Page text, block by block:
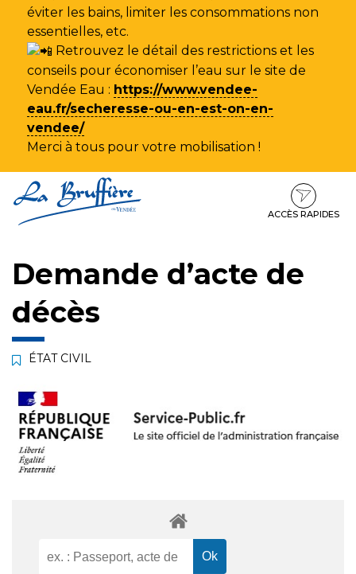
éviter les bains, limiter les consommations non
essentielles, etc.
Retrouvez le détail des restrictions et les
conseils pour économiser l’eau sur le site de
Vendée Eau : https://www.vendee-
eau.fr/secheresse-ou-en-est-on-en-
vendee/
Merci à tous pour votre mobilisation !
au
contenu
au
ACCÈS RAPIDES
Demande d’acte de
décès
ÉTAT CIVIL